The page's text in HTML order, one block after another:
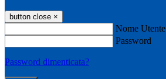
button close ×
Nome Utente
Password
Password dimenticata?